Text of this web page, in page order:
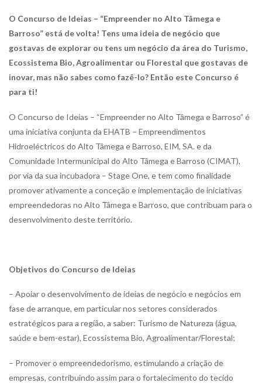
O Concurso de Ideias – “Empreender no Alto Tâmega e
Barroso” está de volta! Tens uma ideia de negócio que
gostavas de explorar ou tens um negócio da área do Turismo,
Ecossistema Bio, Agroalimentar ou Florestal que gostavas de
inovar, mas não sabes como fazê-lo? Então este Concurso é
para ti!
O Concurso de Ideias – “Empreender no Alto Tâmega e Barroso” é
uma iniciativa conjunta da EHATB – Empreendimentos
Hidroeléctricos do Alto Tâmega e Barroso, EIM, SA. e da
Comunidade Intermunicipal do Alto Tâmega e Barroso (CIMAT),
por via da sua incubadora – Stage One, e tem como finalidade
promover ativamente a conceção e implementação de iniciativas
empreendedoras no Alto Tâmega e Barroso, que contribuam para o
desenvolvimento deste território.
Objetivos do Concurso de Ideias
– Apoiar o desenvolvimento de ideias de negócio e negócios em
fase de arranque, em particular nos setores considerados
estratégicos para a região, a saber: Turismo de Natureza (água,
saúde e bem-estar), Ecossistema Bio, Agroalimentar/Florestal;
– Promover o empreendedorismo, estimulando a criação de
empresas, contribuindo assim para o fortalecimento do tecido